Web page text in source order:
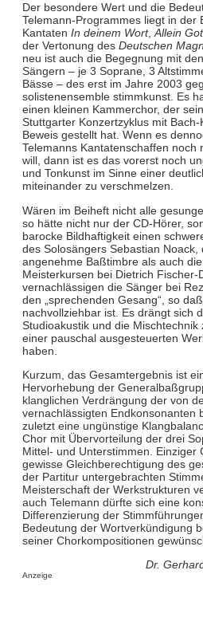
Der besondere Wert und die
Telemann-Programmes liegt in der
Kantaten In deinem Wort,Allein
der Vertonung des Deutschen
neu ist auch die Begegnung mit
Sängern – je 3 Soprane, 3
Bässe – des erst im Jahre 2003
solistenensemble stimmkunst. Es
einen kleinen Kammerchor, der
Stuttgarter Konzertzyklus mit
Beweis gestellt hat. Wenn es
Telemanns Kantatenschaffen noch
will, dann ist es das vorerst noch
und Tonkunst im Sinne einer
miteinander zu verschmelzen.
Wären im Beiheft nicht alle
so hätte nicht nur der CD-Hörer,
barocke Bildhaftigkeit einen
des Solosängers Sebastian Noack,
angenehme Baßtimbre als auch
Meisterkursen bei Dietrich Fischer-
vernachlässigen die Sänger bei
den „sprechenden Gesang“, so
nachvollziehbar ist. Es drängt sich
Studioakustik und die Mischtechnik
einer pauschal ausgesteuerten
haben.
Kurzum, das Gesamtergebnis ist
Hervorhebung der
klanglichen Verdrängung der von
vernachlässigten Endkonsonanten
zuletzt eine ungünstige
Chor mit Übervorteilung der drei
Mittel- und Unterstimmen. Einziger
gewisse Gleichberechtigung des
der Partitur untergebrachten
Meisterschaft der Werkstrukturen
auch Telemann dürfte sich eine
Differenzierung der
Bedeutung der Wortverkündigung
seiner Chorkompositionen
Dr.
Anzeige